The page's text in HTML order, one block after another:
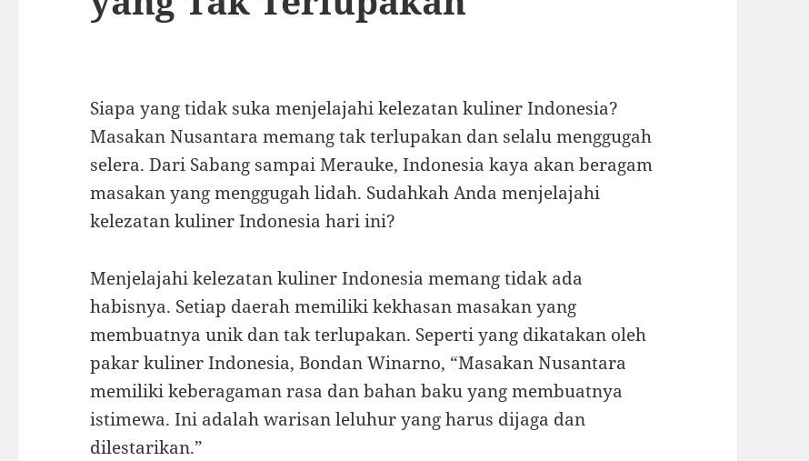
Siapa yang tidak suka menjelajahi kelezatan kuliner Indonesia?
Masakan Nusantara memang tak terlupakan dan selalu menggugah
selera. Dari Sabang sampai Merauke, Indonesia kaya akan beragam
masakan yang menggugah lidah. Sudahkah Anda menjelajahi
kelezatan kuliner Indonesia hari ini?
Menjelajahi kelezatan kuliner Indonesia memang tidak ada
habisnya. Setiap daerah memiliki kekhasan masakan yang
membuatnya unik dan tak terlupakan. Seperti yang dikatakan oleh
pakar kuliner Indonesia, Bondan Winarno, “Masakan Nusantara
memiliki keberagaman rasa dan bahan baku yang membuatnya
istimewa. Ini adalah warisan leluhur yang harus dijaga dan
dilestarikan.”